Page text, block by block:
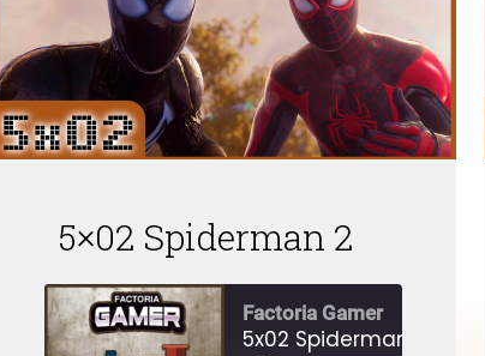
5×02 Spiderman 2
Factoria Gamer
5x02 Spiderman 2